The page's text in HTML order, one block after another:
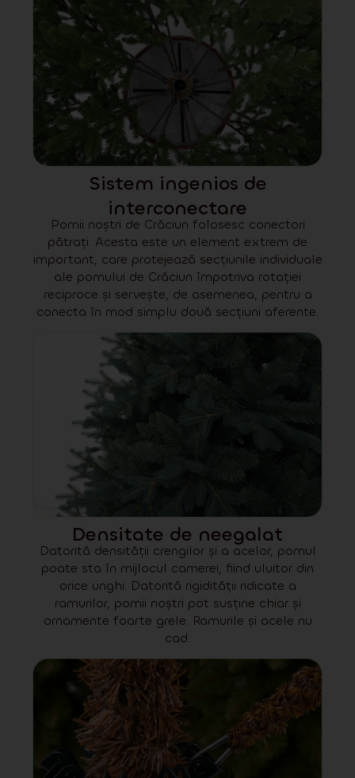
Sistem ingenios de
interconectare
Pomii noștri de Crăciun folosesc conectori
pătrați. Acesta este un element extrem de
important, care protejează secțiunile individuale
ale pomului de Crăciun împotriva rotației
reciproce și servește, de asemenea, pentru a
conecta în mod simplu două secțiuni aferente.
Densitate de neegalat
Datorită densității crengilor și a acelor, pomul
poate sta în mijlocul camerei, fiind uluitor din
orice unghi. Datorită rigidității ridicate a
ramurilor, pomii noștri pot susține chiar și
ornamente foarte grele. Ramurile și acele nu
cad.